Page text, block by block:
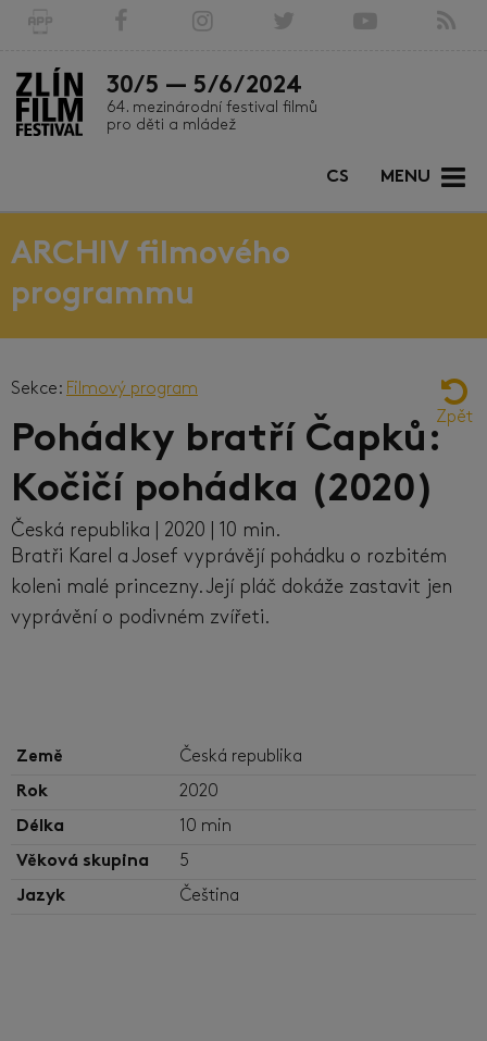
30/5 — 5/6/2024
64. mezinárodní festival filmů
pro děti a mládež
MENU
CS
ARCHIV filmového
programmu
Zpět
Sekce: Filmový program
Pohádky bratří Čapků:
Kočičí pohádka (2020)
Česká republika | 2020 | 10 min.
Bratři Karel a Josef vyprávějí pohádku o rozbitém
koleni malé princezny. Její pláč dokáže zastavit jen
vyprávění o podivném zvířeti.
Země
Česká republika
Rok
2020
Délka
10 min
Věková skupina
5
Jazyk
Čeština